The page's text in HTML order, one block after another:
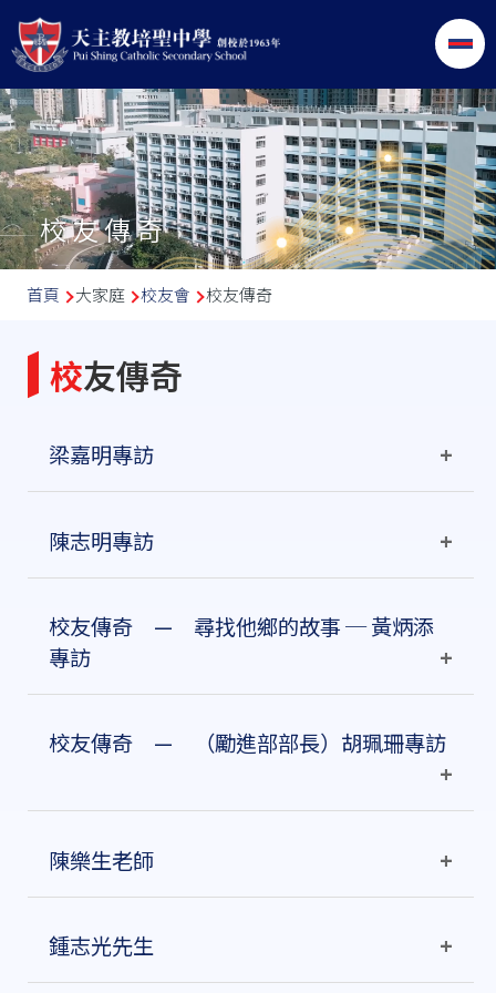
移至主內容
校友傳奇
導
連
結
首頁 大家庭 校友會 校友傳奇
校友傳奇
梁嘉明專訪
新網頁面世多時，傑出校友專訪欄一直缺如；有見及
此，我們已定出一系列的行動，以求令此欄面世，而
打響頭炮接受訪問的當然就是帶領校友會多年、勞苦
功高的會長兼校董梁嘉明。
梁嘉明升讀中學時，有多間中學可供選擇；體質較弱
陳志明專訪
嘉明（由右至左）
校友傳奇 — 尋找他鄉的故事 ─ 黃炳添
專訪
校友傳奇 — （勵進部部長）胡珮珊專訪
陳樂生老師
鍾志光先生